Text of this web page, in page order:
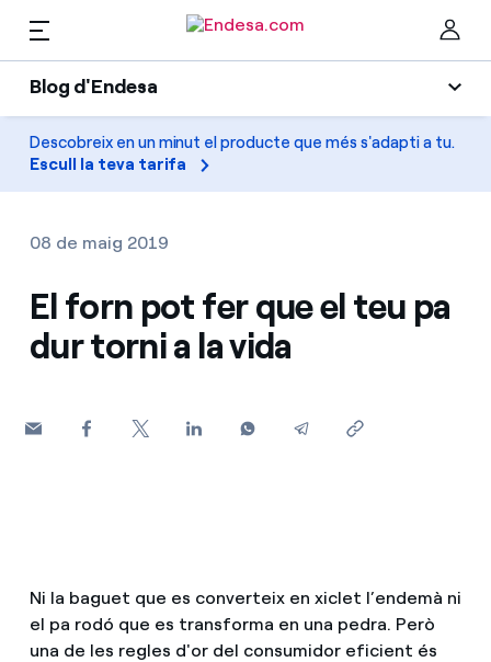
Blog d'Endesa
Blog d'Endesa
Llum
Climatització
Gas
Mobilitat
Electrodomèstics
Cita prèvia Endesa: com demanar, canviar o anul·lar la
Llars
Troba la tarifa que més et convé
Has rebut una oferta per canviar de companyia?
Mobilitat
PARA TI
T'ajudem
CA
Descobreix en un minut el producte que més s'adapti a tu.
Escull la teva tarifa
08 de maig 2019
El forn pot fer que el teu pa
dur torni a la vida
Ni la baguet que es converteix en xiclet l’endemà ni
el pa rodó que es transforma en una pedra. Però
una de les regles d'or del consumidor eficient és